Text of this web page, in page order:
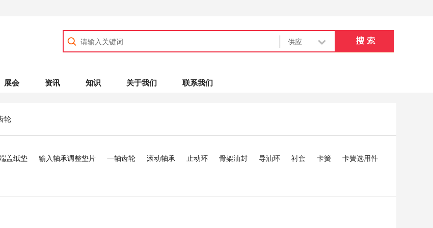
展会 资讯 知识 关于我们 联系我们
轮
盖纸垫 输入轴承调整垫片 一轴齿轮 滚动轴承 止动环 骨架油封 导油环 衬套 卡簧 卡簧选用件